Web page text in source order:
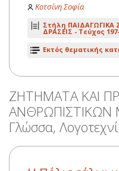
Κοτσίνη Σοφία
Στήλη ΠΑΙΔΑΓΩΓΙΚΑ
ΔΡΑΣΕΙΣ - Τεύχος
Εκτός θεματικής
ΖΗΤΗΜΑΤΑ ΚΑΙ
ΑΝΘΡΩΠΙΣΤΙΚΩΝ
Γλώσσα,